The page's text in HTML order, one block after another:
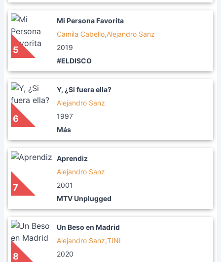
5
Mi Persona Favorita
Camila Cabello,Alejandro Sanz
2019
#ELDISCO
6
Y, ¿Si fuera ella?
Alejandro Sanz
1997
Más
7
Aprendiz
Alejandro Sanz
2001
MTV Unplugged
8
Un Beso en Madrid
Alejandro Sanz,TINI
2020